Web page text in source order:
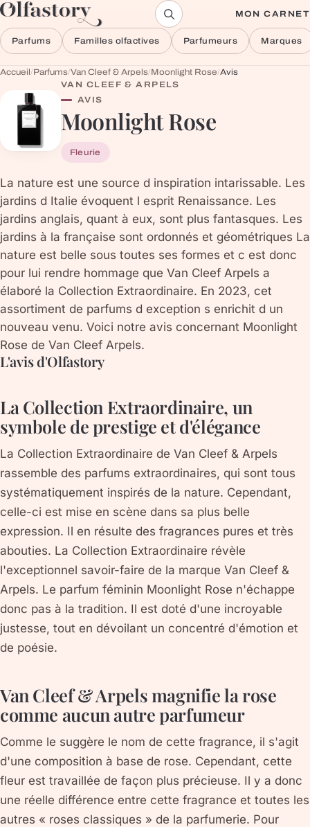
Aller au contenu MON CARNET
Parfums Familles olfactives Parfumeurs Marques
Accueil/Parfums/Van Cleef & Arpels/Moonlight Rose/Avis
VAN CLEEF & ARPELS
AVIS
Moonlight Rose
Fleurie
La nature est une source d inspiration intarissable. Les
jardins d Italie évoquent l esprit Renaissance. Les
jardins anglais, quant à eux, sont plus fantasques. Les
jardins à la française sont ordonnés et géométriques La
nature est belle sous toutes ses formes et c est donc
pour lui rendre hommage que Van Cleef Arpels a
élaboré la Collection Extraordinaire. En 2023, cet
assortiment de parfums d exception s enrichit d un
nouveau venu. Voici notre avis concernant Moonlight
Rose de Van Cleef Arpels.
L'avis d'Olfastory
La Collection Extraordinaire, un
symbole de prestige et d'élégance
La Collection Extraordinaire de Van Cleef & Arpels
rassemble des parfums extraordinaires, qui sont tous
systématiquement inspirés de la nature. Cependant,
celle-ci est mise en scène dans sa plus belle
expression. Il en résulte des fragrances pures et très
abouties. La Collection Extraordinaire révèle
l'exceptionnel savoir-faire de la marque Van Cleef &
Arpels. Le parfum féminin Moonlight Rose n'échappe
donc pas à la tradition. Il est doté d'une incroyable
justesse, tout en dévoilant un concentré d'émotion et
de poésie.
Van Cleef & Arpels magnifie la rose
comme aucun autre parfumeur
Comme le suggère le nom de cette fragrance, il s'agit
d'une composition à base de rose. Cependant, cette
fleur est travaillée de façon plus précieuse. Il y a donc
une réelle différence entre cette fragrance et toutes les
autres « roses classiques » de la parfumerie. Pour